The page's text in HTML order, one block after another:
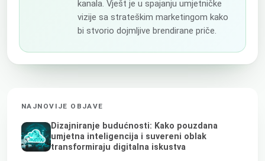
kanala. Vješt je u spajanju umjetničke
vizije sa strateškim marketingom kako
bi stvorio dojmljive brendirane priče.
NAJNOVIJE OBJAVE
Dizajniranje budućnosti: Kako pouzdana
umjetna inteligencija i suvereni oblak
transformiraju digitalna iskustva